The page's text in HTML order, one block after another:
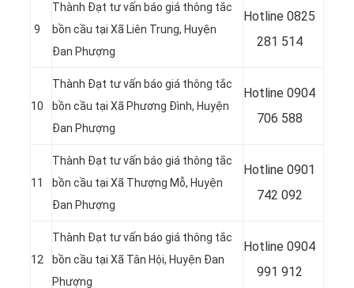
9
Thành Đạt tư vấn báo giá thông tắc
bồn cầu tại Xã Liên Trung, Huyện
Đan Phượng
Hotline 0825
281 514
10
Thành Đạt tư vấn báo giá thông tắc
bồn cầu tại Xã Phương Đình, Huyện
Đan Phượng
Hotline 0904
706 588
11
Thành Đạt tư vấn báo giá thông tắc
bồn cầu tại Xã Thượng Mỗ, Huyện
Đan Phượng
Hotline 0901
742 092
12
Thành Đạt tư vấn báo giá thông tắc
bồn cầu tại Xã Tân Hội, Huyện Đan
Phượng
Hotline 0904
991 912